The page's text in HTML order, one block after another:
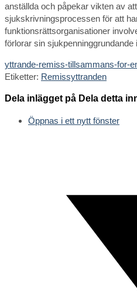
anställda och påpekar vikten av
sjukskrivningsprocessen för att
funktionsrättsorganisationer
förlorar sin
yttrande-remiss-tillsammans-for-
Etiketter: Remissyttranden
Dela inlägget på Dela detta
Öppnas i ett nytt fönster